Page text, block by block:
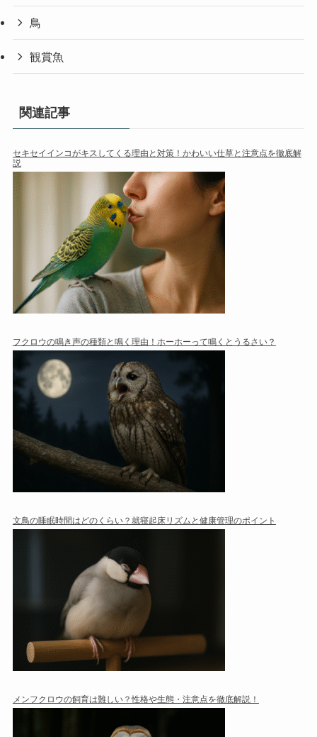
鳥
観賞魚
関連記事
セキセイインコがキスしてくる理由と対策！かわいい仕草と注意点を徹底解
説
フクロウの鳴き声の種類と鳴く理由！ホーホーって鳴くとうるさい？
文鳥の睡眠時間はどのくらい？就寝起床リズムと健康管理のポイント
メンフクロウの飼育は難しい？性格や生態・注意点を徹底解説！